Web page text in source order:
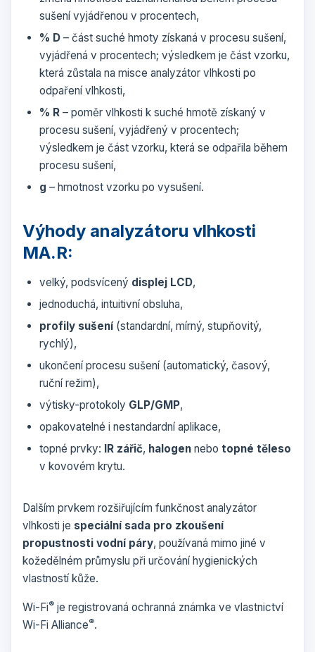
sušení vyjádřenou v procentech,
% D – část suché hmoty získaná v procesu sušení,
vyjádřená v procentech; výsledkem je část vzorku,
která zůstala na misce analyzátor vlhkosti po
odpaření vlhkosti,
% R – poměr vlhkosti k suché hmotě získaný v
procesu sušení, vyjádřený v procentech;
výsledkem je část vzorku, která se odpařila během
procesu sušení,
g – hmotnost vzorku po vysušení.
Výhody analyzátoru vlhkosti
MA.R:
velký, podsvícený displej LCD,
jednoduchá, intuitivní obsluha,
profily sušení(standardní, mírný, stupňovitý,
rychlý),
ukončení procesu sušení (automatický, časový,
ruční režim),
výtisky-protokoly GLP/GMP,
opakovatelné i nestandardní aplikace,
topné prvky: IR zářič, halogen nebo topné těleso
v kovovém krytu.
Dalším prvkem rozšiřujícím funkčnost analyzátor
vlhkosti je speciální sada pro zkoušení
propustnosti vodní páry, používaná mimo jiné v
kožedělném průmyslu při určování hygienických
vlastností kůže.
Wi-Fi® je registrovaná ochranná známka ve vlastnictví
Wi-Fi Alliance®.